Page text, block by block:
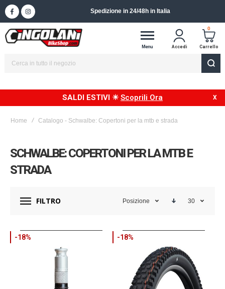
Spedizione in 24/48h in Italia
Menu Accedi
0
Carrello
SALDI ESTIVI ☀ Scoprili Ora
Home Catalogo - Schwalbe: Copertoni per la mtb e strada
SCHWALBE: COPERTONI PER LA MTB E
STRADA
FILTRO Posizione 30
-18% -18%